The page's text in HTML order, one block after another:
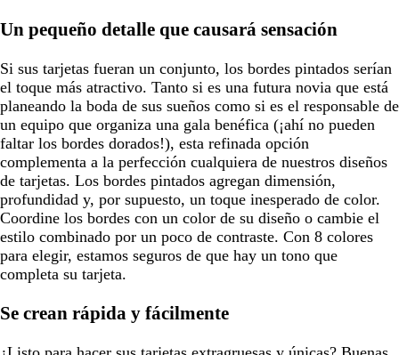
Un pequeño detalle que causará sensación
Si sus tarjetas fueran un conjunto, los bordes pintados serían
el toque más atractivo. Tanto si es una futura novia que está
planeando la boda de sus sueños como si es el responsable de
un equipo que organiza una gala benéfica (¡ahí no pueden
faltar los bordes dorados!), esta refinada opción
complementa a la perfección cualquiera de nuestros diseños
de tarjetas. Los bordes pintados agregan dimensión,
profundidad y, por supuesto, un toque inesperado de color.
Coordine los bordes con un color de su diseño o cambie el
estilo combinado por un poco de contraste. Con 8 colores
para elegir, estamos seguros de que hay un tono que
completa su tarjeta.
Se crean rápida y fácilmente